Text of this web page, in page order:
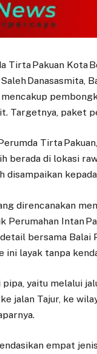
Tirta Pakuan
Danasasmita,
Targetnya, paket
Tirta
berada di lokasi
disampaikan
direncanakan
Perumahan Intan
bersama Balai
ini layak tanpa
pipa, yaitu melalui
jalan Tajur, ke
empat